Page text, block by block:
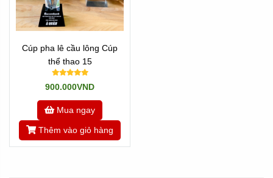
Cúp pha lê cầu lông Cúp
thể thao 15
900.000VND
Mua ngay
Thêm vào giỏ hàng